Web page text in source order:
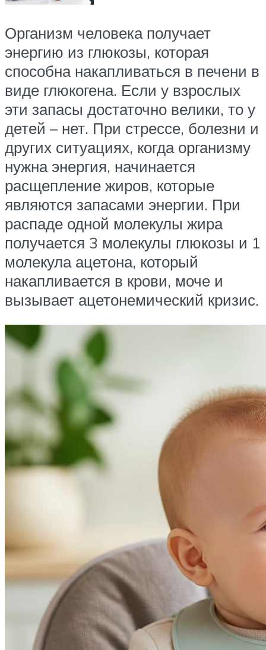
Организм человека получает
энергию из глюкозы, которая
способна накапливаться в печени в
виде глюкогена. Если у взрослых
эти запасы достаточно велики, то у
детей – нет. При стрессе, болезни и
других ситуациях, когда организму
нужна энергия, начинается
расщепление жиров, которые
являются запасами энергии. При
распаде одной молекулы жира
получается 3 молекулы глюкозы и 1
молекула ацетона, который
накапливается в крови, моче и
вызывает ацетонемический кризис.